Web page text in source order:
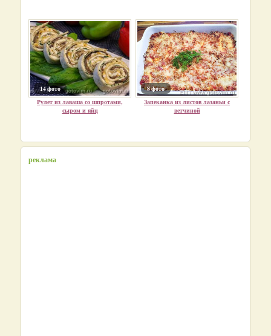
14 фото
Рулет из лаваша со шпротами,
сыром и яйц
8 фото
Запеканка из листов лазаньи с
ветчиной
реклама